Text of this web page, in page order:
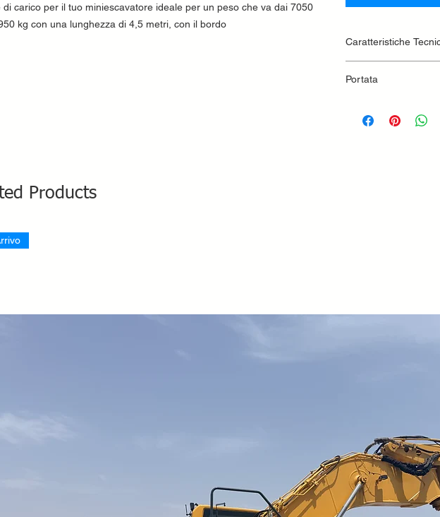
di carico per il tuo miniescavatore ideale per un peso che va dai 7050
kg con una lunghezza di 4,5 metri, con il bordo
Caratteristiche
Peso 180kg
Portata
Passo 1500 kg
Products